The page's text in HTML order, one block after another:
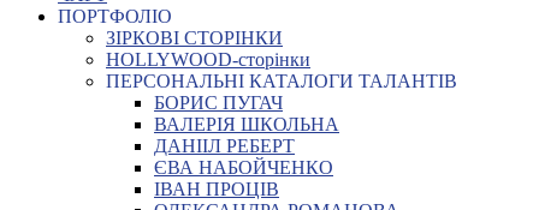
ПОРТФОЛІО
ЗІРКОВІ СТОРІНКИ
HOLLYWOOD-сторінки
ПЕРСОНАЛЬНІ КАТАЛОГИ ТАЛАНТІВ
БОРИС ПУГАЧ
ВАЛЕРІЯ ШКОЛЬНА
ДАНІІЛ РЕБЕРТ
ЄВА НАБОЙЧЕНКО
ІВАН ПРОЦІВ